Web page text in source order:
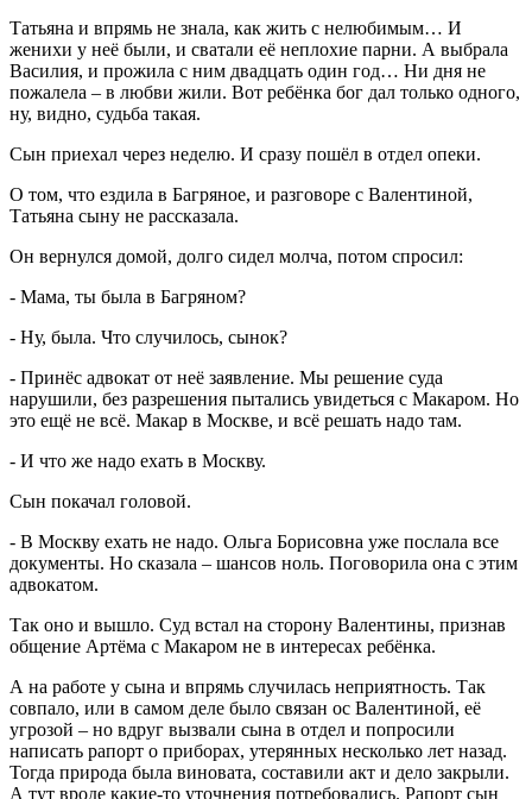
Татьяна и впрямь не знала, как жить с нелюбимым… И
женихи у неё были, и сватали её неплохие парни. А выбрала
Василия, и прожила с ним двадцать один год… Ни дня не
пожалела – в любви жили. Вот ребёнка бог дал только одного,
ну, видно, судьба такая.
Сын приехал через неделю. И сразу пошёл в отдел опеки.
О том, что ездила в Багряное, и разговоре с Валентиной,
Татьяна сыну не рассказала.
Он вернулся домой, долго сидел молча, потом спросил:
- Мама, ты была в Багряном?
- Ну, была. Что случилось, сынок?
- Принёс адвокат от неё заявление. Мы решение суда
нарушили, без разрешения пытались увидеться с Макаром. Но
это ещё не всё. Макар в Москве, и всё решать надо там.
- И что же надо ехать в Москву.
Сын покачал головой.
- В Москву ехать не надо. Ольга Борисовна уже послала все
документы. Но сказала – шансов ноль. Поговорила она с этим
адвокатом.
Так оно и вышло. Суд встал на сторону Валентины, признав
общение Артёма с Макаром не в интересах ребёнка.
А на работе у сына и впрямь случилась неприятность. Так
совпало, или в самом деле было связан ос Валентиной, её
угрозой – но вдруг вызвали сына в отдел и попросили
написать рапорт о приборах, утерянных несколько лет назад.
Тогда природа была виновата, составили акт и дело закрыли.
А тут вроде какие-то уточнения потребовались. Рапорт сын